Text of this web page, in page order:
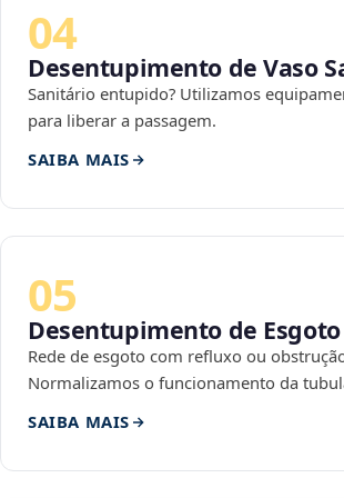
04
Desentupimento de Vaso
Sanitário entupido? Utilizamos
para liberar a passagem.
SAIBA MAIS
05
Desentupimento de Esgoto
Rede de esgoto com refluxo ou
Normalizamos o funcionamento da
SAIBA MAIS